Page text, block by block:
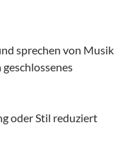
sprechen von Musik
oder Stil reduziert